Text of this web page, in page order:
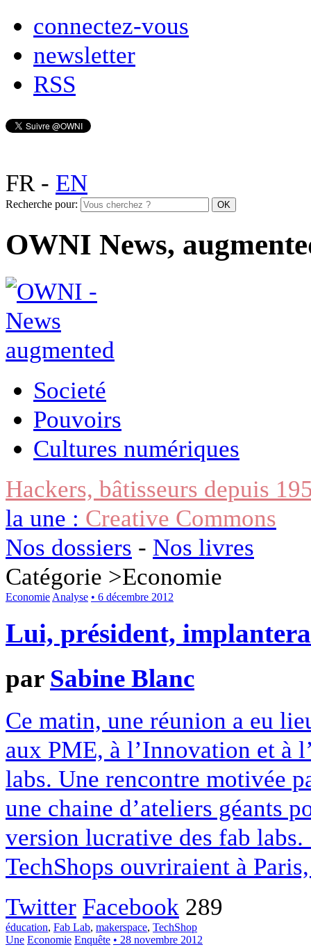
connectez-vous
newsletter
RSS
FR- EN
Recherche pour:
OWNI News,
Societé
Pouvoirs
Cultures numériques
Hackers, bâtisseurs depuis
la une : Creative Commons
Nos dossiers - Nos livres
Catégorie >Economie
Economie Analyse • 6 décembre 2012
Lui, président,
par Sabine Blanc
Ce matin, une réunion a eu
aux PME, à l’Innovation et à
labs. Une rencontre motivée
une chaine d’ateliers géants
version lucrative des fab
TechShops ouvriraient à
Twitter Facebook 289
éducation, Fab Lab, makerspace, TechShop
Une Economie Enquête • 28 novembre 2012